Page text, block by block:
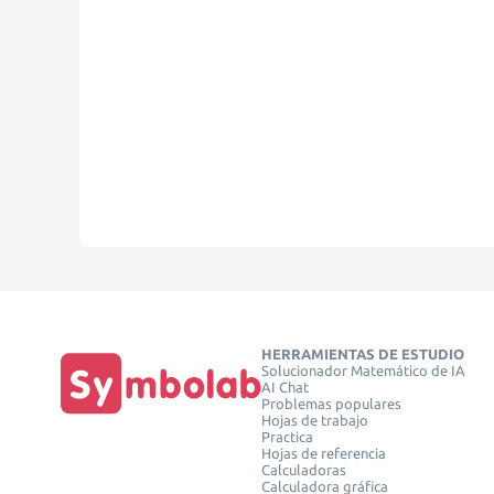
HERRAMIENTAS DE ESTUDIO
Solucionador Matemático de IA
AI Chat
Problemas populares
Hojas de trabajo
Practica
Hojas de referencia
Calculadoras
Calculadora gráfica